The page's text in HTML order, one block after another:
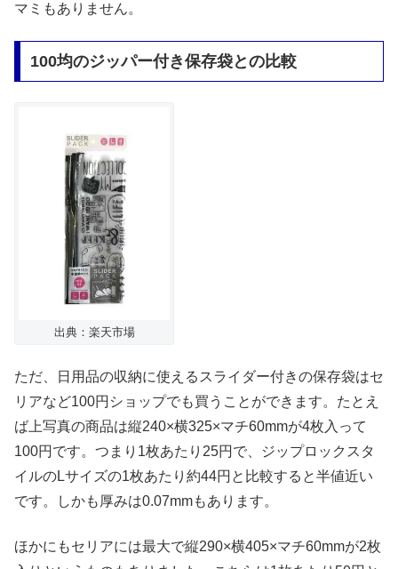
マミもありません。
100均のジッパー付き保存袋との比較
出典：楽天市場
ただ、日用品の収納に使えるスライダー付きの保存袋はセ
リアなど100円ショップでも買うことができます。たとえ
ば上写真の商品は縦240×横325×マチ60mmが4枚入って
100円です。つまり1枚あたり25円で、ジップロックスタ
イルのLサイズの1枚あたり約44円と比較すると半値近い
です。しかも厚みは0.07mmもあります。
ほかにもセリアには最大で縦290×横405×マチ60mmが2枚